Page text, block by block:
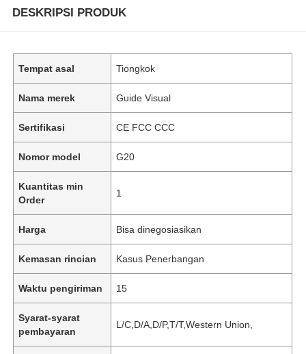
DESKRIPSI PRODUK
Tempat asal Tiongkok
Nama merek Guide Visual
Sertifikasi CE FCC CCC
Nomor model G20
Kuantitas min
Order
1
Harga Bisa dinegosiasikan
Kemasan rincian Kasus Penerbangan
Waktu pengiriman 15
Syarat-syarat
pembayaran
L/C,D/A,D/P,T/T,Western Union,